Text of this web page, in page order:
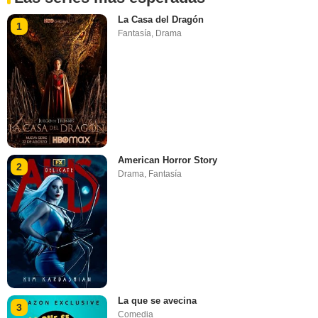
1
La Casa del Dragón
Fantasía Drama
2
American Horror Story
Drama, Fantasía
3
La que se avecina
Comedia